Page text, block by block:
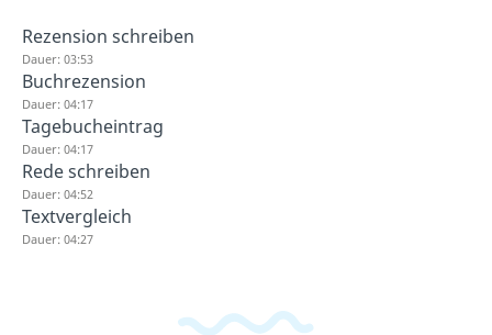
Rezension schreiben
Dauer: 03:53
Buchrezension
Dauer: 04:17
Tagebucheintrag
Dauer: 04:17
Rede schreiben
Dauer: 04:52
Textvergleich
Dauer: 04:27